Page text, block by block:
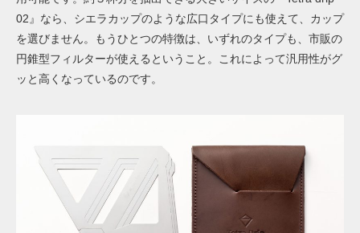
02』なら、シエラカップのような広口タイプにも使えて、カップ
を選びません。もうひとつの特徴は、いずれのタイプも、市販の
円錐型フィルターが使えるということ。これによって汎用性がグ
ッと高くなっているのです。